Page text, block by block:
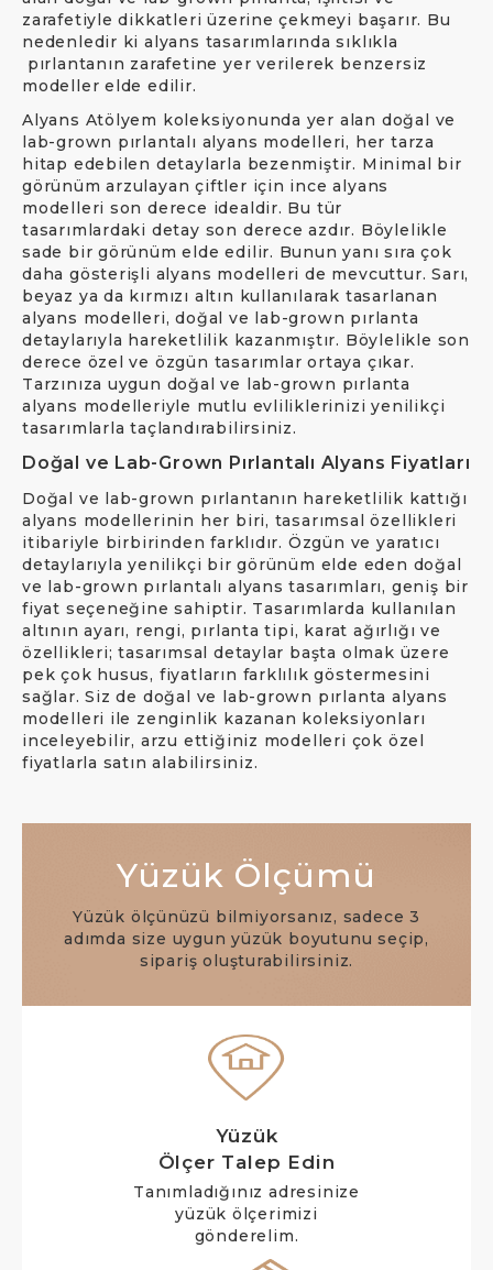
zarafetiyle dikkatleri üzerine çekmeyi başarır. Bu
nedenledir ki alyans tasarımlarında sıklıkla
pırlantanın zarafetine yer verilerek benzersiz
modeller elde edilir.
Alyans Atölyem koleksiyonunda yer alan doğal ve
lab-grown pırlantalı alyans modelleri, her tarza
hitap edebilen detaylarla bezenmiştir. Minimal bir
görünüm arzulayan çiftler için ince alyans
modelleri son derece idealdir. Bu tür
tasarımlardaki detay son derece azdır. Böylelikle
sade bir görünüm elde edilir. Bunun yanı sıra çok
daha gösterişli alyans modelleri de mevcuttur. Sarı,
beyaz ya da kırmızı altın kullanılarak tasarlanan
alyans modelleri, doğal ve lab-grown pırlanta
detaylarıyla hareketlilik kazanmıştır. Böylelikle son
derece özel ve özgün tasarımlar ortaya çıkar.
Tarzınıza uygun doğal ve lab-grown pırlanta
alyans modelleriyle mutlu evliliklerinizi yenilikçi
tasarımlarla taçlandırabilirsiniz.
Doğal ve Lab-Grown Pırlantalı Alyans Fiyatları
Doğal ve lab-grown pırlantanın hareketlilik kattığı
alyans modellerinin her biri, tasarımsal özellikleri
itibariyle birbirinden farklıdır. Özgün ve yaratıcı
detaylarıyla yenilikçi bir görünüm elde eden doğal
ve lab-grown pırlantalı alyans tasarımları, geniş bir
fiyat seçeneğine sahiptir. Tasarımlarda kullanılan
altının ayarı, rengi, pırlanta tipi, karat ağırlığı ve
özellikleri; tasarımsal detaylar başta olmak üzere
pek çok husus, fiyatların farklılık göstermesini
sağlar. Siz de doğal ve lab-grown pırlanta alyans
modelleri ile zenginlik kazanan koleksiyonları
inceleyebilir, arzu ettiğiniz modelleri çok özel
fiyatlarla satın alabilirsiniz.
Yüzük Ölçümü
Yüzük ölçünüzü bilmiyorsanız, sadece 3
adımda size uygun yüzük boyutunu seçip,
sipariş oluşturabilirsiniz.
Yüzük
Ölçer Talep Edin
Tanımladığınız adresinize
yüzük ölçerimizi
gönderelim.